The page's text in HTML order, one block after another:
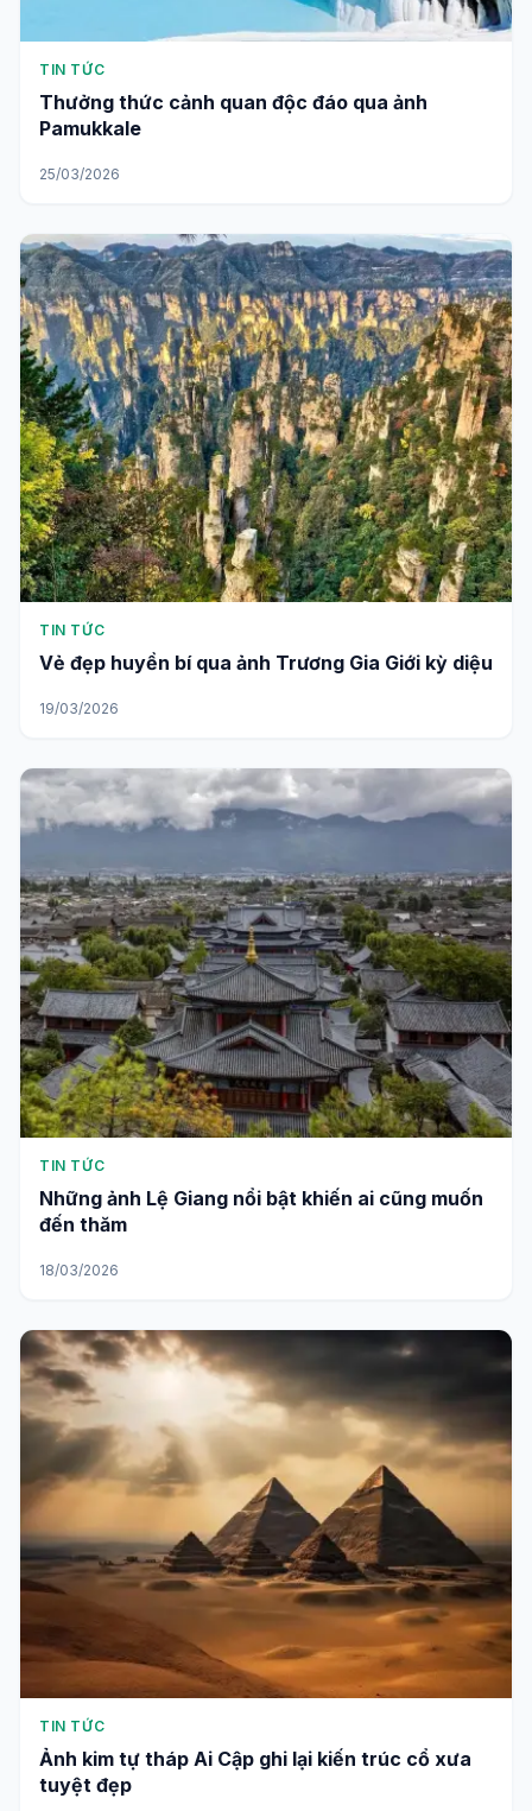
TIN TỨC
Thưởng thức cảnh quan độc đáo qua ảnh
Pamukkale
25/03/2026
TIN TỨC
Vẻ đẹp huyền bí qua ảnh Trương Gia Giới kỳ diệu
19/03/2026
TIN TỨC
Những ảnh Lệ Giang nổi bật khiến ai cũng muốn
đến thăm
18/03/2026
TIN TỨC
Ảnh kim tự tháp Ai Cập ghi lại kiến trúc cổ xưa
tuyệt đẹp